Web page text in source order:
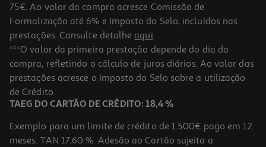
Fortalecedor Beter Strength Infusio 1un
5.99 €/un
5,99 €
75€. Ao valor da compra acresce Comissão de
Formalização até 6% e Imposto do Selo, incluídos nas
prestações. Consulte detalhe aqui.
***O valor da primeira prestação depende do dia da
compra, refletindo o cálculo de juros diários. Ao valor das
prestações acresce o Imposto do Selo sobre a utilização
de Crédito.
TAEG DO CARTÃO DE CRÉDITO: 18,4 %
Exemplo para um limite de crédito de 1.500€ pago em 12
meses. TAN 17,60 %. Adesão ao Cartão sujeita a